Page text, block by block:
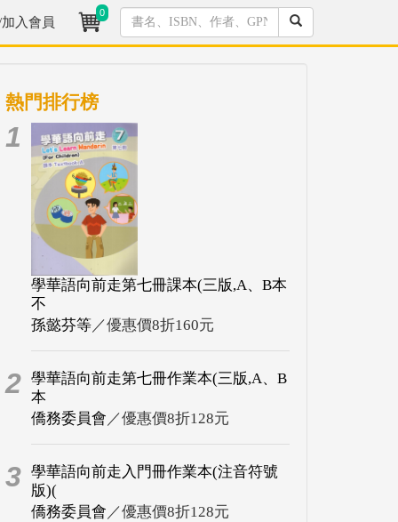
入會員
0
熱門排行榜
1
學華語向前走第七冊課本(三版,A、B本
不
孫懿芬等／優惠價8折160元
2 學華語向前走第七冊作業本(三版,A、B
本
僑務委員會 ／優惠價8折128元
3 學華語向前走入門冊作業本(注音符號
版)(
僑務委員會 ／優惠價8折128元